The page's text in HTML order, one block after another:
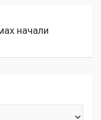
начали